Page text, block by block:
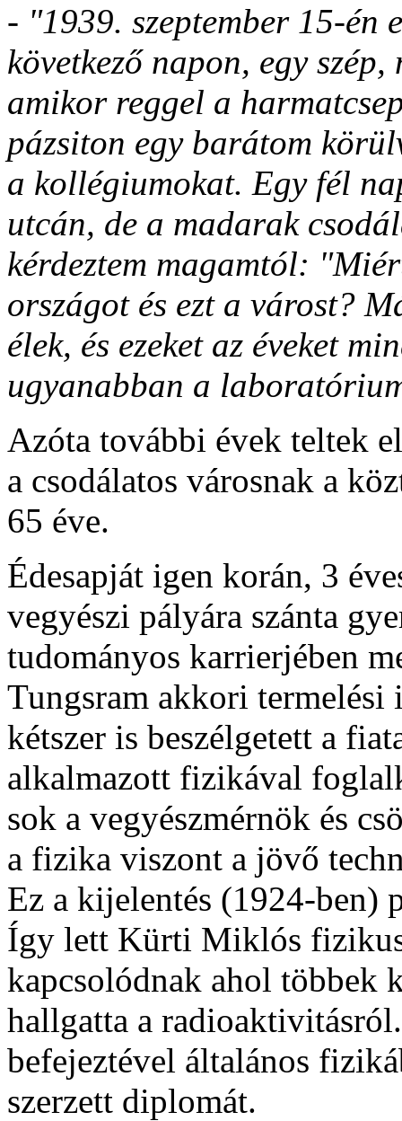
- "1939. szeptember 15-én
következő napon, egy
amikor reggel a
pázsiton egy barátom
a kollégiumokat. Egy fél
utcán, de a madarak
kérdeztem magamtól:
országot és ezt a várost?
élek, és ezeket az éveket
ugyanabban a
Azóta további évek teltek
a csodálatos városnak a
65 éve.
Édesapját igen korán, 3
vegyészi pályára szánta
tudományos karrierjében
Tungsram akkori termelési
kétszer is beszélgetett a
alkalmazott fizikával
sok a vegyészmérnök és
a fizika viszont a jövő
Ez a kijelentés (1924-ben)
Így lett Kürti Miklós
kapcsolódnak ahol többek
hallgatta a
befejeztével általános
szerzett diplomát.